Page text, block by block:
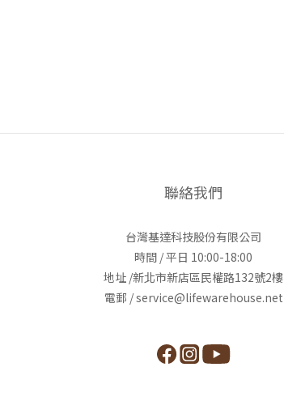
聯絡我們
台灣基達科技股份有限公司
時間 / 平日 10:00-18:00
地址 /新北市新店區民權路132號2樓
電郵 / service@lifewarehouse.net